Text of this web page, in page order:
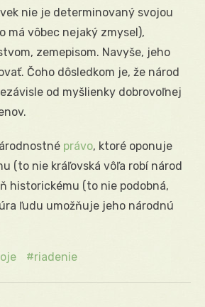
nie je determinovaný svojou
má vôbec nejaký zmysel),
zemepisom. Navyše, jeho
Čoho dôsledkom je, že národ
od myšlienky dobrovoľnej
právo, ktoré oponuje
(to nie kráľovská vôľa robí národ
historickému (to nie podobná,
ľudu umožňuje jeho národnú
riadenie